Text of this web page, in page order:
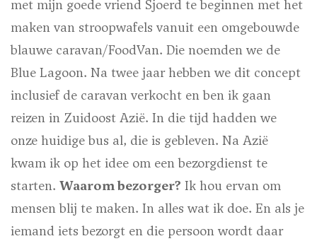
met mijn goede vriend Sjoerd te beginnen met het
maken van stroopwafels vanuit een omgebouwde
blauwe caravan/FoodVan. Die noemden we de
Blue Lagoon. Na twee jaar hebben we dit concept
inclusief de caravan verkocht en ben ik gaan
reizen in Zuidoost Azië. In die tijd hadden we
onze huidige bus al, die is gebleven. Na Azië
kwam ik op het idee om een bezorgdienst te
starten. Waarom bezorger? Ik hou ervan om
mensen blij te maken. In alles wat ik doe. En als je
iemand iets bezorgt en die persoon wordt daar